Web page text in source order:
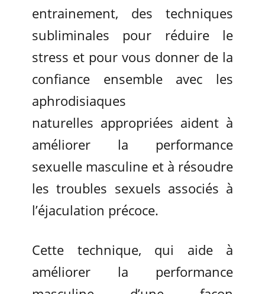
entrainement, des techniques
subliminales pour réduire le
stress et pour vous donner de la
confiance ensemble avec les
aphrodisiaques
naturelles appropriées aident à
améliorer la performance
sexuelle masculine et à résoudre
les troubles sexuels associés à
l’éjaculation précoce.
Cette technique, qui aide à
améliorer la performance